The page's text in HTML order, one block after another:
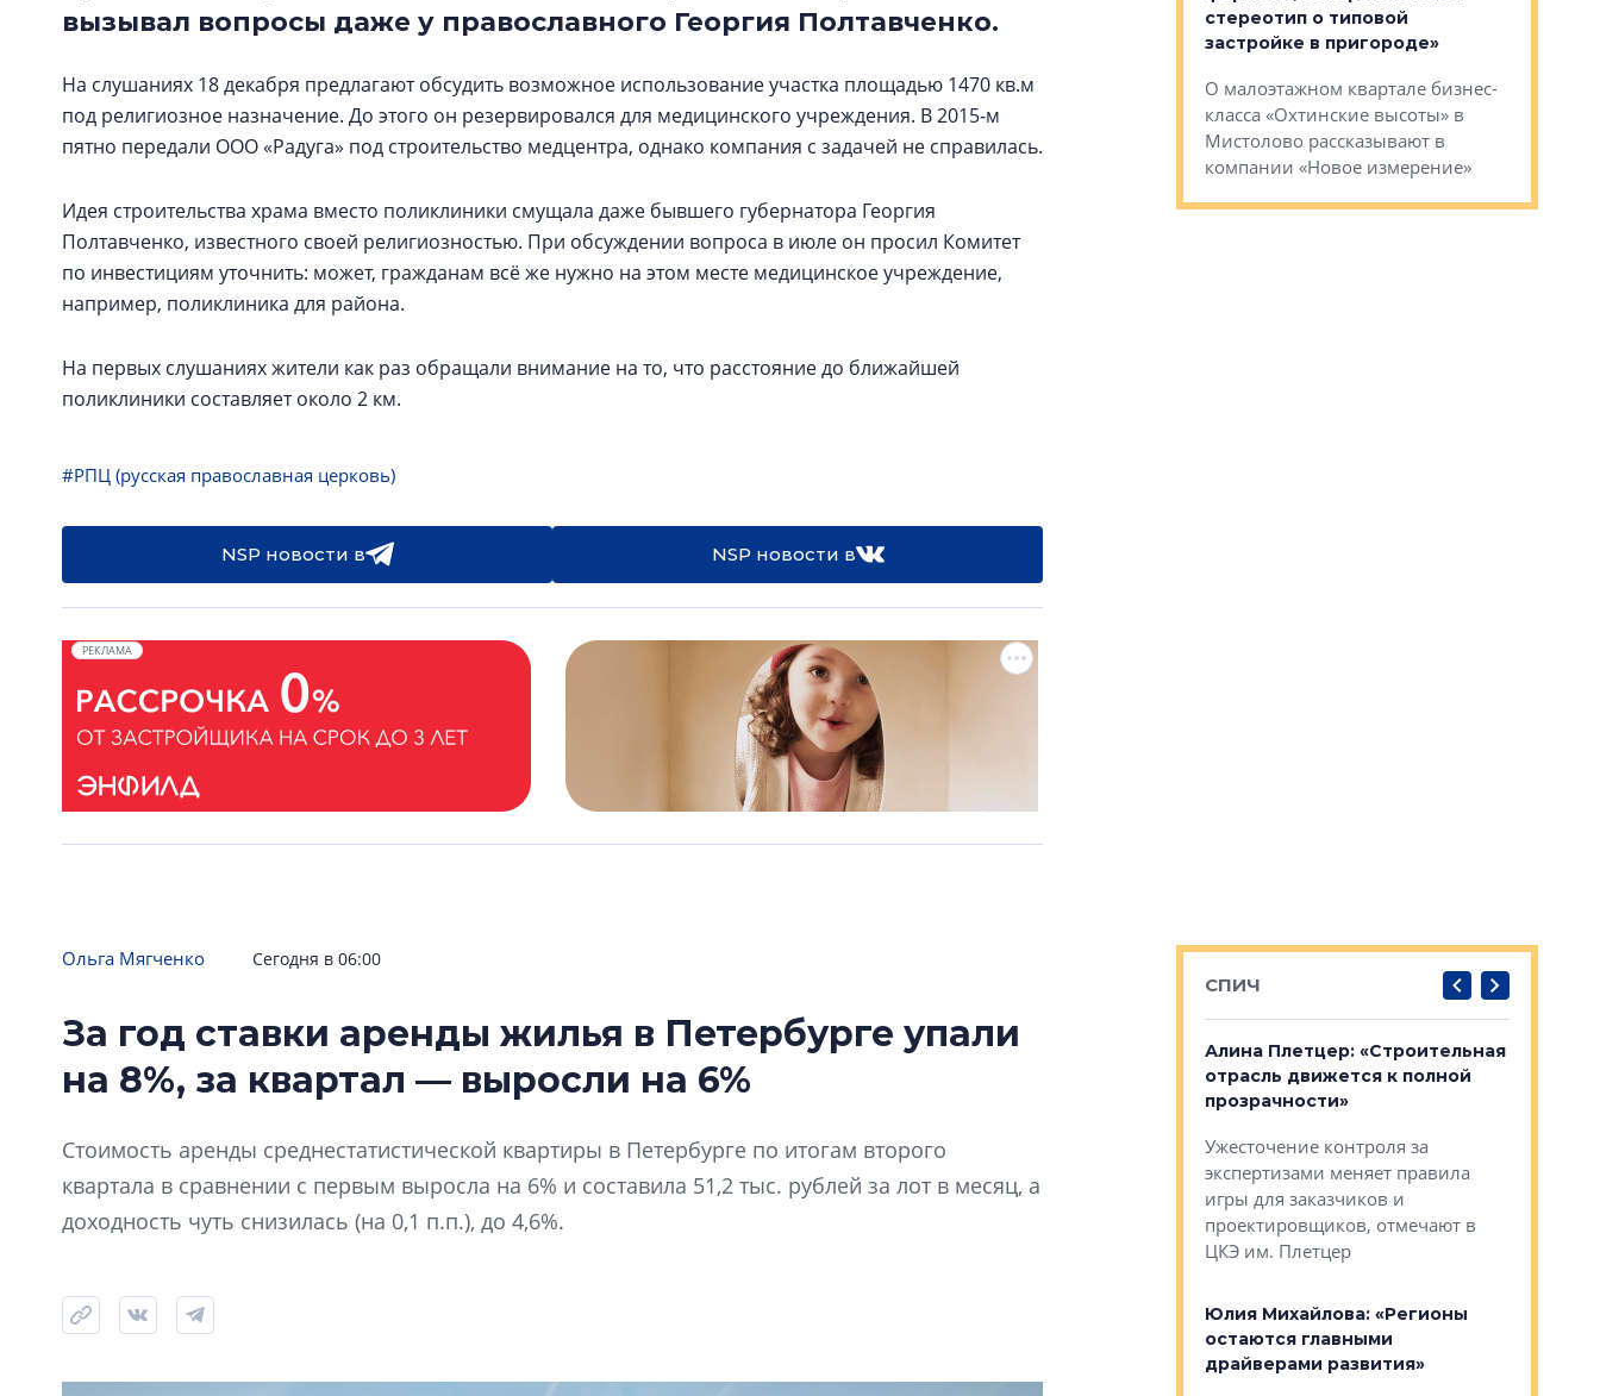
вызывал вопросы даже у православного Георгия Полтавченко.
На слушаниях 18 декабря предлагают обсудить возможное использование участка площадью 1470 кв.м
под религиозное назначение. До этого он резервировался для медицинского учреждения. В 2015-м
пятно передали ООО «Радуга» под строительство медцентра, однако компания с задачей не справилась.
Идея строительства храма вместо поликлиники смущала даже бывшего губернатора Георгия
Полтавченко, известного своей религиозностью. При обсуждении вопроса в июле он просил Комитет
по инвестициям уточнить: может, гражданам всё же нужно на этом месте медицинское учреждение,
например, поликлиника для района.
На первых слушаниях жители как раз обращали внимание на то, что расстояние до ближайшей
поликлиники составляет около 2 км.
#РПЦ (русская православная церковь)
NSP новости в NSP новости в
РЕКЛАМА
культуре рассказывает
гендиректор STAVNI Александр
Свинолобов
стереотип о типовой
застройке в пригороде»
О малоэтажном квартале бизнес-
класса «Охтинские высоты» в
Мистолово рассказывают в
компании «Новое измерение»
Ольга Мягченко Сегодня в 06:00
За год ставки аренды жилья в Петербурге упали
на 8%, за квартал — выросли на 6%
Стоимость аренды среднестатистической квартиры в Петербурге по итогам второго
квартала в сравнении с первым выросла на 6% и составила 51,2 тыс. рублей за лот в месяц, а
доходность чуть снизилась (на 0,1 п.п.), до 4,6%.
СПИЧ
Роман Корнышев: «Поводом
Девелопер «Вертикаль»: поводом
электромобиль
апарты, которые еще больше
Алина Плетцер: «Строительная
отрасль движется к полной
прозрачности»
Ужесточение контроля за
экспертизами меняет правила
игры для заказчиков и
проектировщиков, отмечают в
ЦКЭ им. Плетцер
Юлия Михайлова: «Регионы
остаются главными
драйверами развития»